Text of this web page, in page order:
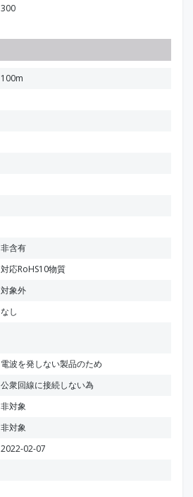
300
100m
非含有
対応RoHS10物質
対象外
なし
電波を発しない製品のため
公衆回線に接続しない為
非対象
非対象
2022-02-07